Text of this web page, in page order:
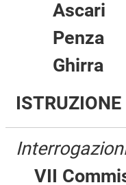
VII